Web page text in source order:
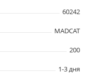
60242
MADCAT
200
1-3 дня